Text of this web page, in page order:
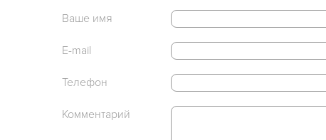
Ваше имя
E-mail
Телефон
Комментарий